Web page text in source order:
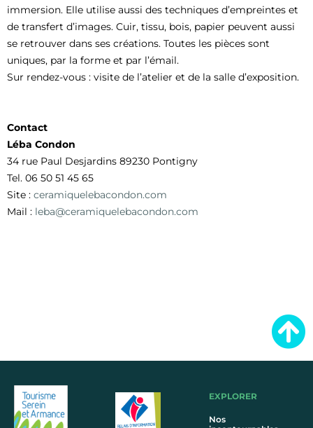
immersion. Elle utilise aussi des techniques d’empreintes et
de transfert d’images. Cuir, tissu, bois, papier peuvent aussi
se retrouver dans ses créations. Toutes les pièces sont
uniques, par la forme et par l’émail.
Sur rendez-vous : visite de l’atelier et de la salle d’exposition.
Contact
Léba Condon
34 rue Paul Desjardins 89230 Pontigny
Tel. 06 50 51 45 65
Site : ceramiquelebacondon.com
Mail : leba@ceramiquelebacondon.com
EXPLORER
Nos